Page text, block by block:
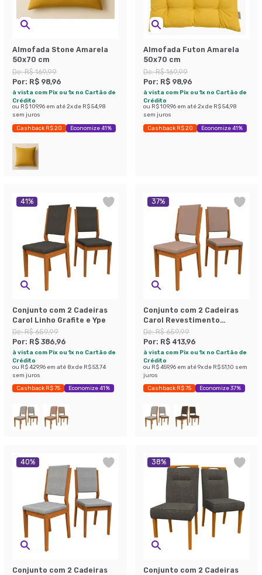
Almofada Stone Amarela
50x70 cm
De:R$ 169,99
Por: R$ 98,96
à vista com Pix ou 1x no Cartão de
Crédito
ou R$ 109,96 em até2x de R$ 54,98
sem juros
Cashback R$ 20 Economize 41%
Almofada Futon Amarela
50x70 cm
De:R$ 169,99
Por: R$ 98,96
à vista com Pix ou 1x no Cartão de
Crédito
ou R$ 109,96 em até2x de R$ 54,98
sem juros
Cashback R$ 20 Economize 41%
41%
Conjunto com 2 Cadeiras
Carol Linho Grafite e Ype
De:R$ 659,99
Por: R$ 386,96
à vista com Pix ou 1x no Cartão de
Crédito
ou R$ 429,96 em até 8x de R$ 53,74
sem juros
Cashback R$ 75 Economize 41%
37%
Conjunto com 2 Cadeiras
Carol Revestimento
Sintético Marrom Claro e
Ype
De:R$ 659,99
Por: R$ 413,96
à vista com Pix ou 1x no Cartão de
Crédito
ou R$ 459,96 em até9x de R$ 51,10 sem
juros
Cashback R$ 75 Economize 37%
40%
Conjunto com 2 Cadeiras
38%
Conjunto com 2 Cadeiras